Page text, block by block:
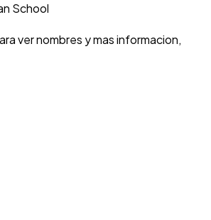
School
ver nombres y mas informacion,